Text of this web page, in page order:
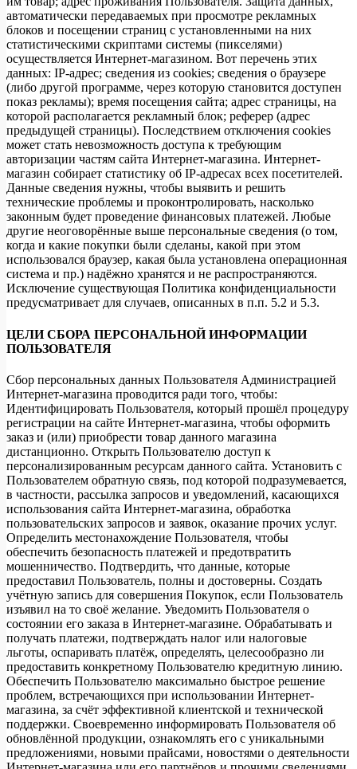
автоматически передаваемых при просмотре рекламных
блоков и посещении страниц с установленными на них
статистическими скриптами системы (пикселями)
осуществляется Интернет-магазином. Вот перечень этих
данных: IP-адрес; сведения из cookies; сведения о браузере
(либо другой программе, через которую становится доступен
показ рекламы); время посещения сайта; адрес страницы, на
которой располагается рекламный блок; реферер (адрес
предыдущей страницы). Последствием отключения cookies
может стать невозможность доступа к требующим
авторизации частям сайта Интернет-магазина. Интернет-
магазин собирает статистику об IP-адресах всех посетителей.
Данные сведения нужны, чтобы выявить и решить
технические проблемы и проконтролировать, насколько
законным будет проведение финансовых платежей. Любые
другие неоговорённые выше персональные сведения (о том,
когда и какие покупки были сделаны, какой при этом
использовался браузер, какая была установлена операционная
система и пр.) надёжно хранятся и не распространяются.
Исключение существующая Политика конфиденциальности
предусматривает для случаев, описанных в п.п. 5.2 и 5.3.
ЦЕЛИ СБОРА ПЕРСОНАЛЬНОЙ ИНФОРМАЦИИ
ПОЛЬЗОВАТЕЛЯ
Сбор персональных данных Пользователя Администрацией
Интернет-магазина проводится ради того, чтобы:
Идентифицировать Пользователя, который прошёл процедуру
регистрации на сайте Интернет-магазина, чтобы оформить
заказ и (или) приобрести товар данного магазина
дистанционно. Открыть Пользователю доступ к
персонализированным ресурсам данного сайта. Установить с
Пользователем обратную связь, под которой подразумевается,
в частности, рассылка запросов и уведомлений, касающихся
использования сайта Интернет-магазина, обработка
пользовательских запросов и заявок, оказание прочих услуг.
Определить местонахождение Пользователя, чтобы
обеспечить безопасность платежей и предотвратить
мошенничество. Подтвердить, что данные, которые
предоставил Пользователь, полны и достоверны. Создать
учётную запись для совершения Покупок, если Пользователь
изъявил на то своё желание. Уведомить Пользователя о
состоянии его заказа в Интернет-магазине. Обрабатывать и
получать платежи, подтверждать налог или налоговые
льготы, оспаривать платёж, определять, целесообразно ли
предоставить конкретному Пользователю кредитную линию.
Обеспечить Пользователю максимально быстрое решение
проблем, встречающихся при использовании Интернет-
магазина, за счёт эффективной клиентской и технической
поддержки. Своевременно информировать Пользователя об
обновлённой продукции, ознакомлять его с уникальными
предложениями, новыми прайсами, новостями о деятельности